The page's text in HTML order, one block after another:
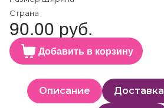
Страна
90.00 руб.
Добавить в корзину
Описание Доставка